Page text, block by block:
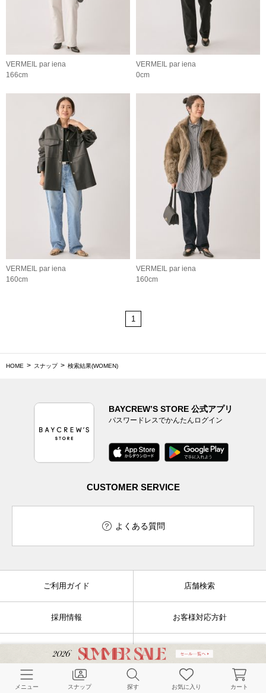
VERMEIL par iena
166cm
VERMEIL par iena
0cm
VERMEIL par iena
160cm
VERMEIL par iena
160cm
1
HOME スナップ 検索結果(WOMEN)
BAYCREW’S STORE 公式アプリ
パスワードレスでかんたんログイン
CUSTOMER SERVICE
よくある質問
ご利用ガイド 店舗検索
採用情報 お客様対応方針
利用規約 企業情報
個人情報保護方針 特定商取引法に基づく表記
メニュー スナップ 探す お気に入り カート